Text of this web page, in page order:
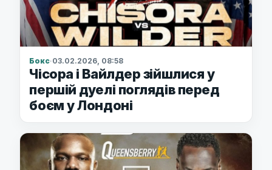
Бокс·03.02.2026, 08:58
Чісора і Вайлдер зійшлися у
першій дуелі поглядів перед
боєм у Лондоні